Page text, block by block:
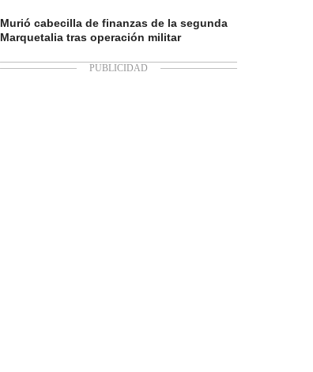
Murió cabecilla de finanzas de la segunda
Marquetalia tras operación militar